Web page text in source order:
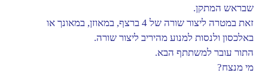
שבראש המתקן.
זאת במטרה ליצור שורה של 4 ברצף, במאוזן, במאונך או
באלכסון ולנסות למנוע מהיריב ליצור שורה.
התור עובר למשתתף הבא.
מי מנצח?